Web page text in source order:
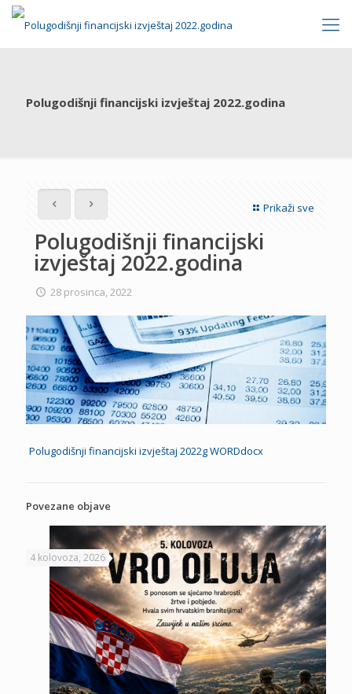
Polugodišnji financijski izvještaj 2022.godina
Prikaži sve
Polugodišnji financijski
izvještaj 2022.godina
28 prosinca, 2022
Polugodišnji financijski izvještaj 2022g WORDdocx
Povezane objave
4 kolovoza, 2026